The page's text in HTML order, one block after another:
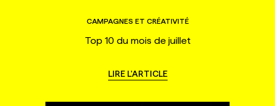
CAMPAGNES ET CRÉATIVITÉ
Top 10 du mois de juillet
LIRE L'ARTICLE